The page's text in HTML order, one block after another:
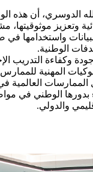
الدوسري، أن هذه
وتعزيز
واستخدامها
الوطنية.
وكفاءة
المهنية للممارس
العالمية
الوطني في
والدولي.